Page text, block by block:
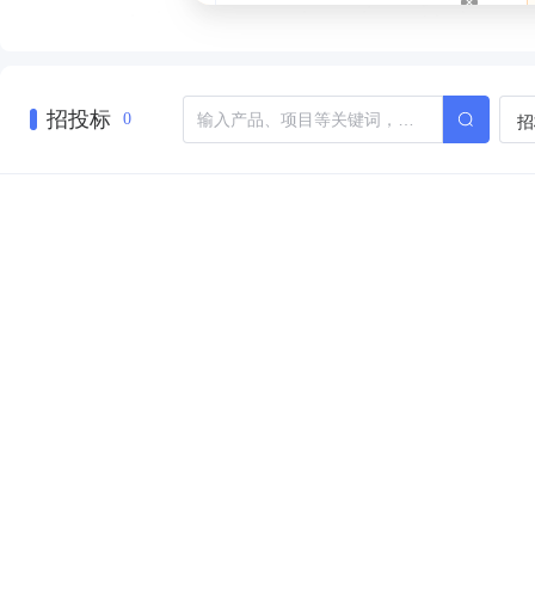
招投标 0